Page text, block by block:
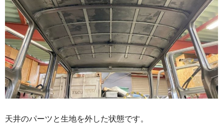
天井のパーツと生地を外した状態です。